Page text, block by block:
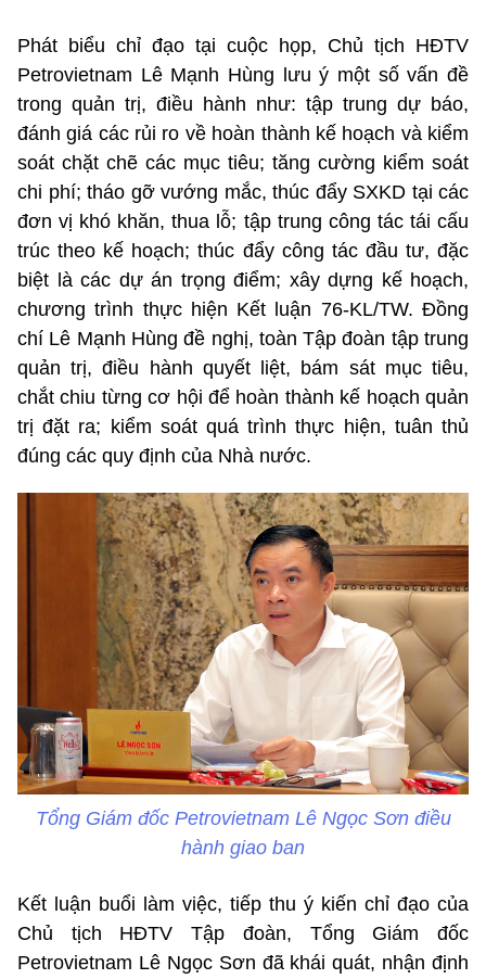
Phát biểu chỉ đạo tại cuộc họp, Chủ tịch HĐTV
Petrovietnam Lê Mạnh Hùng lưu ý một số vấn đề
trong quản trị, điều hành như: tập trung dự báo,
đánh giá các rủi ro về hoàn thành kế hoạch và kiểm
soát chặt chẽ các mục tiêu; tăng cường kiểm soát
chi phí; tháo gỡ vướng mắc, thúc đẩy SXKD tại các
đơn vị khó khăn, thua lỗ; tập trung công tác tái cấu
trúc theo kế hoạch; thúc đẩy công tác đầu tư, đặc
biệt là các dự án trọng điểm; xây dựng kế hoạch,
chương trình thực hiện Kết luận 76-KL/TW. Đồng
chí Lê Mạnh Hùng đề nghị, toàn Tập đoàn tập trung
quản trị, điều hành quyết liệt, bám sát mục tiêu,
chắt chiu từng cơ hội để hoàn thành kế hoạch quản
trị đặt ra; kiểm soát quá trình thực hiện, tuân thủ
đúng các quy định của Nhà nước.
Tổng Giám đốc Petrovietnam Lê Ngọc Sơn điều
hành giao ban
Kết luận buổi làm việc, tiếp thu ý kiến chỉ đạo của
Chủ tịch HĐTV Tập đoàn, Tổng Giám đốc
Petrovietnam Lê Ngọc Sơn đã khái quát, nhận định